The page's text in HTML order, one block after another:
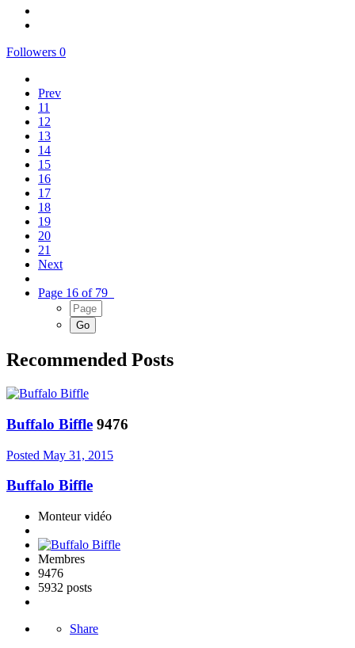
Followers 0
Prev
11
12
13
14
15
16
17
18
19
20
21
Next
Page 16 of 79
Recommended Posts
Buffalo Biffle 9476
Posted May 31, 2015
Buffalo Biffle
Monteur vidéo
Membres
9476
5932 posts
Share